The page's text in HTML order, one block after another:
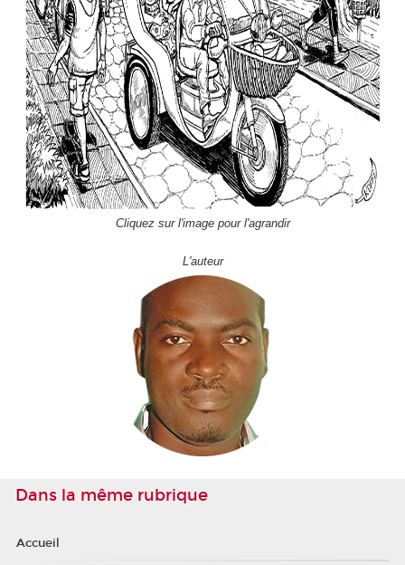
Cliquez sur l'image pour l'agrandir
L'auteur
Dans la même rubrique
Accueil